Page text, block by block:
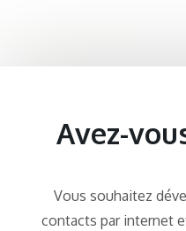
Avez-
Vous souhaitez
contacts par internet